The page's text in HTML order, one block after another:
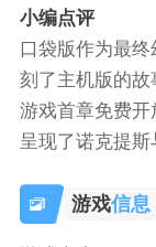
小编点评
口袋版作为最
刻了主机版的故
游戏首章免费
呈现了诺克提斯
游戏信息